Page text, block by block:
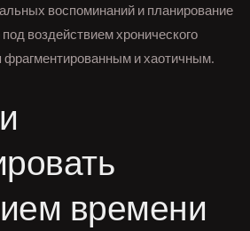
воспоминаний и планирование
воздействием хронического
фрагментированным и хаотичным.
времени